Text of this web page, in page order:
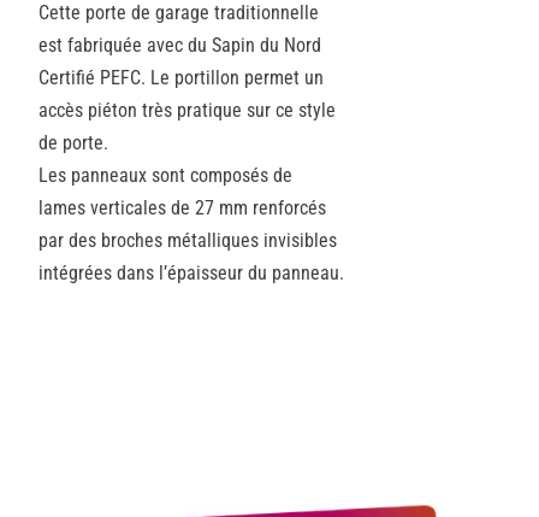
Cette porte de garage traditionnelle
est fabriquée avec du Sapin du Nord
Certifié PEFC. Le portillon permet un
accès piéton très pratique sur ce style
de porte.
Les panneaux sont composés de
lames verticales de 27 mm renforcés
par des broches métalliques invisibles
intégrées dans l’épaisseur du panneau.